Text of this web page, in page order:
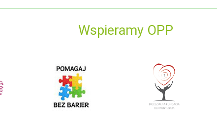
Wspieramy OPP